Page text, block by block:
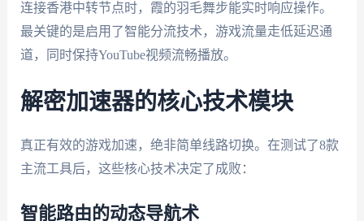
连接香港中转节点时，霞的羽毛舞步能实时响应操作。
最关键的是启用了智能分流技术，游戏流量走低延迟通
道，同时保持YouTube视频流畅播放。
解密加速器的核心技术模块
真正有效的游戏加速，绝非简单线路切换。在测试了8款
主流工具后，这些核心技术决定了成败：
智能路由的动态导航术